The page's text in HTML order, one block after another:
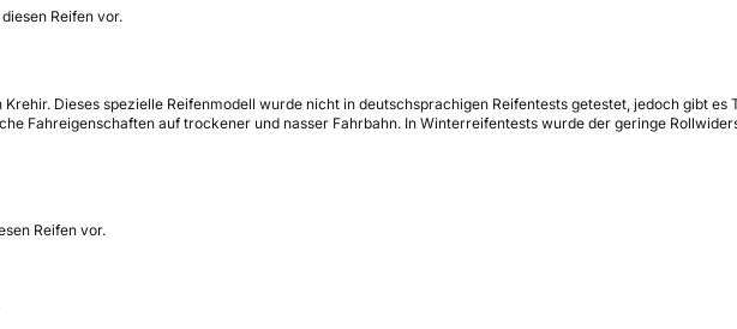
Reifen vor.
Dieses spezielle Reifenmodell wurde nicht in deutschsprachigen Reifentests getestet, jedoch gibt
Fahreigenschaften auf trockener und nasser Fahrbahn. In Winterreifentests wurde der geringe
Reifen vor.